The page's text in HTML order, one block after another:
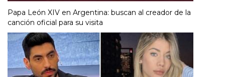
Papa León XIV en Argentina: buscan al creador de la
canción oficial para su visita